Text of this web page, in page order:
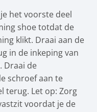
het voorste deel
shoe totdat de
klikt. Draai aan de
in de inkeping van
Draai de
schroef aan te
terug. Let op: Zorg
voordat je de